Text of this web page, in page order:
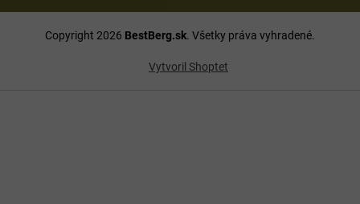
Vytvoril Shoptet
Copyright 2026 BestBerg.sk. Všetky práva vyhradené.